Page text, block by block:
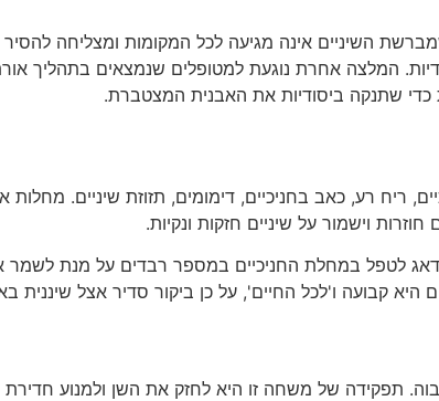
המלצה אחרת נוגעת למטופלים שנמצאים
כדי שתנקה ביסודיות את האבנית המצטברת.
ריח רע, כאב בחניכיים, דימומים, תזוזת שיניים.
וישמור על שיניים חזקות ונקיות.
לטפל במחלת החניכיים במספר רבדים על מנת לשמר
קבועה ו'לכל החיים', על כן ביקור סדיר אצל שיננית
תפקידה של משחה זו היא לחזק את השן ולמנוע